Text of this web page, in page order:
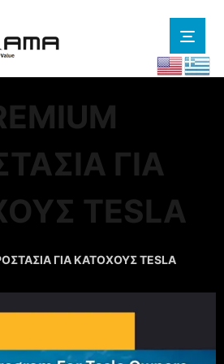
ΓΙΑ
TESLA
ΓΙΑ ΚΑΤΌΧΟΥΣ TESLA